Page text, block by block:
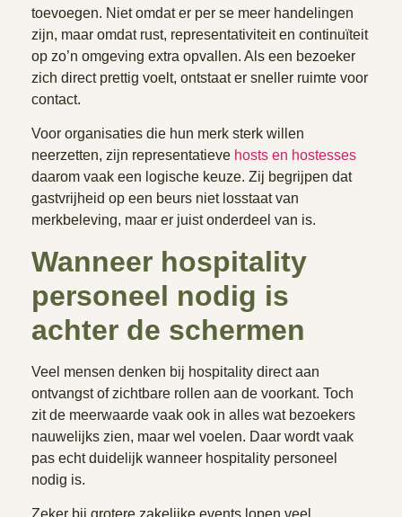
toevoegen. Niet omdat er per se meer handelingen
zijn, maar omdat rust, representativiteit en continuïteit
op zo’n omgeving extra opvallen. Als een bezoeker
zich direct prettig voelt, ontstaat er sneller ruimte voor
contact.
Voor organisaties die hun merk sterk willen
neerzetten, zijn representatieve hosts en hostesses
daarom vaak een logische keuze. Zij begrijpen dat
gastvrijheid op een beurs niet losstaat van
merkbeleving, maar er juist onderdeel van is.
Wanneer hospitality
personeel nodig is
achter de schermen
Veel mensen denken bij hospitality direct aan
ontvangst of zichtbare rollen aan de voorkant. Toch
zit de meerwaarde vaak ook in alles wat bezoekers
nauwelijks zien, maar wel voelen. Daar wordt vaak
pas echt duidelijk wanneer hospitality personeel
nodig is.
Zeker bij grotere zakelijke events lopen veel